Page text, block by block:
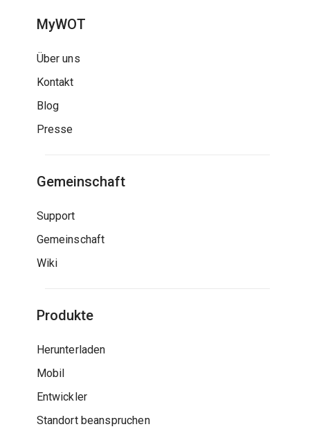
MyWOT
Über uns
Kontakt
Blog
Presse
Gemeinschaft
Support
Gemeinschaft
Wiki
Produkte
Herunterladen
Mobil
Entwickler
Standort beanspruchen